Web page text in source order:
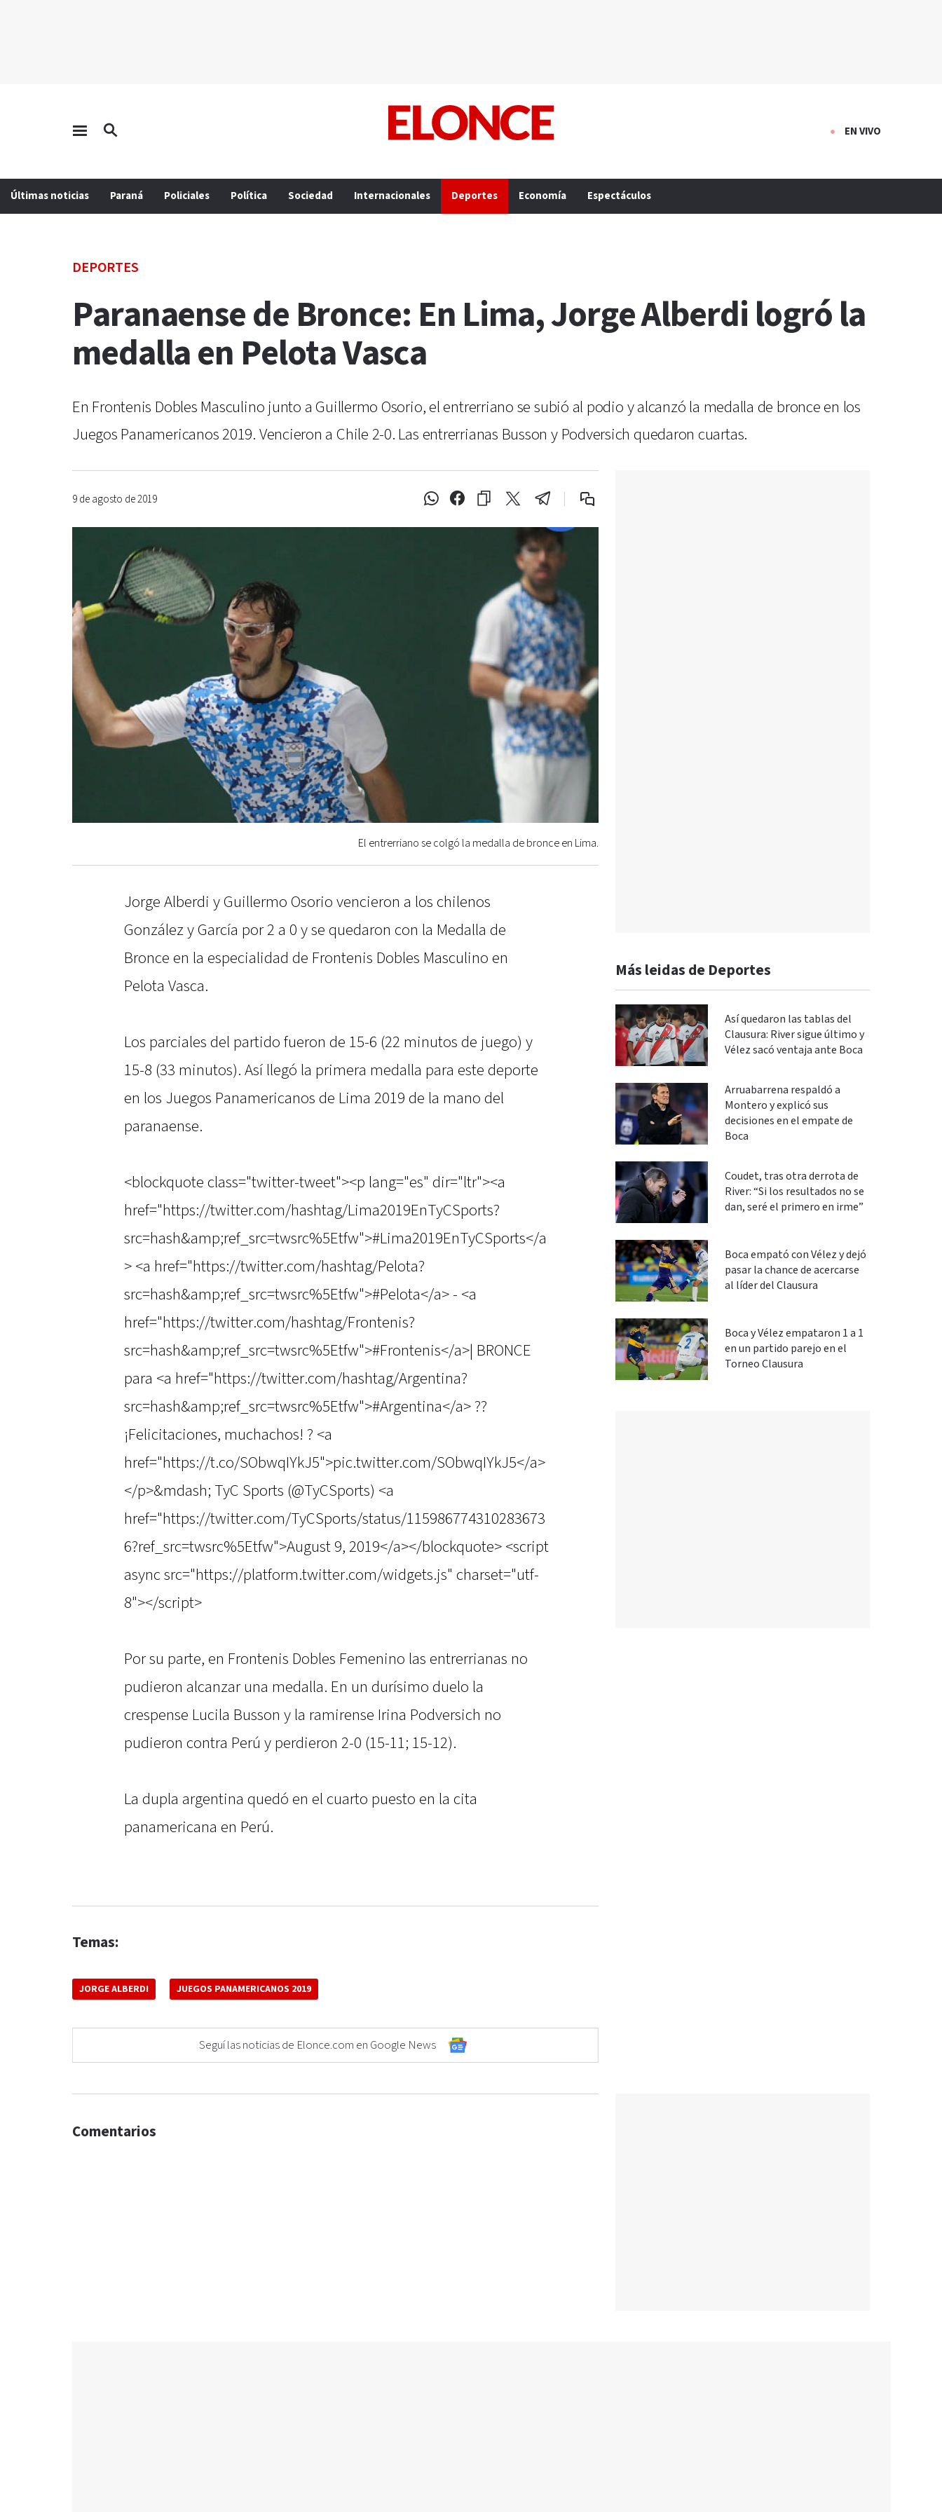
EN VIVO
Últimas noticias Paraná Policiales Política Sociedad Internacionales Deportes Economía Espectáculos
DEPORTES
Paranaense de Bronce: En Lima, Jorge Alberdi logró la
medalla en Pelota Vasca
En Frontenis Dobles Masculino junto a Guillermo Osorio, el entrerriano se subió al podio y alcanzó la medalla de bronce en los
Juegos Panamericanos 2019. Vencieron a Chile 2-0. Las entrerrianas Busson y Podversich quedaron cuartas.
9 de agosto de 2019
El entrerriano se colgó la medalla de bronce en Lima.
Jorge Alberdi y Guillermo Osorio vencieron a los chilenos
González y García por 2 a 0 y se quedaron con la Medalla de
Bronce en la especialidad de Frontenis Dobles Masculino en
Pelota Vasca.
Los parciales del partido fueron de 15-6 (22 minutos de juego) y
15-8 (33 minutos). Así llegó la primera medalla para este deporte
en los Juegos Panamericanos de Lima 2019 de la mano del
paranaense.
<blockquote class="twitter-tweet"><p lang="es" dir="ltr"><a
href="https://twitter.com/hashtag/Lima2019EnTyCSports?
src=hash&amp;ref_src=twsrc%5Etfw">#Lima2019EnTyCSports</a
> <a href="https://twitter.com/hashtag/Pelota?
src=hash&amp;ref_src=twsrc%5Etfw">#Pelota</a> - <a
href="https://twitter.com/hashtag/Frontenis?
src=hash&amp;ref_src=twsrc%5Etfw">#Frontenis</a>| BRONCE
para <a href="https://twitter.com/hashtag/Argentina?
src=hash&amp;ref_src=twsrc%5Etfw">#Argentina</a> ??
¡Felicitaciones, muchachos! ? <a
href="https://t.co/SObwqIYkJ5">pic.twitter.com/SObwqIYkJ5</a>
</p>&mdash; TyC Sports (@TyCSports) <a
href="https://twitter.com/TyCSports/status/115986774310283673
6?ref_src=twsrc%5Etfw">August 9, 2019</a></blockquote> <script
async src="https://platform.twitter.com/widgets.js" charset="utf-
8"></script>
Por su parte, en Frontenis Dobles Femenino las entrerrianas no
pudieron alcanzar una medalla. En un durísimo duelo la
crespense Lucila Busson y la ramirense Irina Podversich no
pudieron contra Perú y perdieron 2-0 (15-11; 15-12).
La dupla argentina quedó en el cuarto puesto en la cita
panamericana en Perú.
Temas:
JORGE ALBERDI JUEGOS PANAMERICANOS 2019
Seguí las noticias de Elonce.com en Google News
Más leidas de Deportes
Así quedaron las tablas del
Clausura: River sigue último y
Vélez sacó ventaja ante Boca
Arruabarrena respaldó a
Montero y explicó sus
decisiones en el empate de
Boca
Coudet, tras otra derrota de
River: “Si los resultados no se
dan, seré el primero en irme”
Boca empató con Vélez y dejó
pasar la chance de acercarse
al líder del Clausura
Boca y Vélez empataron 1 a 1
en un partido parejo en el
Torneo Clausura
Comentarios